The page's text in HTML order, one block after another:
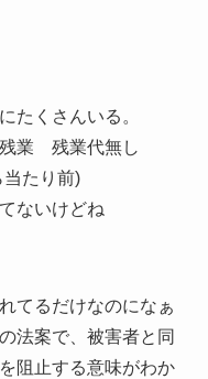
たくさんいる。
業 残業代無し
たり前)
ないけどね
てるだけなのになぁ
法案で、被害者と同
阻止する意味がわか